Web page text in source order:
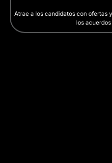
Atrae a los candidatos con ofertas
los